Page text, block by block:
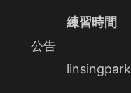
公告
練習時間
linsingpark